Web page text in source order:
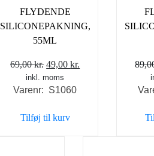
FLYDENDE
SILICONEPAKNING,
55ML
69,00kr. Den
oprindelige
pris
69,00 kr..
49,00kr.
inkl. moms
Varenr: S1060
Tilføj til kurv